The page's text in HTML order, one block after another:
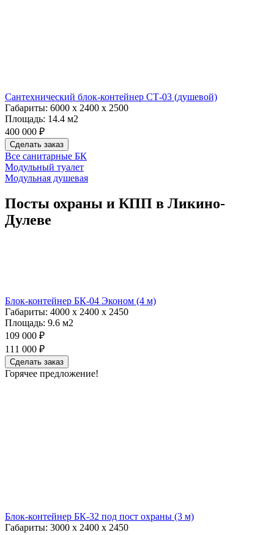
Сантехнический блок-контейнер СТ-03 (душевой)
Габариты: 6000 х 2400 х 2500
Площадь: 14.4 м2
400 000 ₽
Сделать заказ
Все санитарные БК
Модульный туалет
Модульная душевая
Посты охраны и КПП в Ликино-
Дулеве
Блок-контейнер БК-04 Эконом (4 м)
Габариты: 4000 х 2400 х 2450
Площадь: 9.6 м2
109 000 ₽
111 000 ₽
Сделать заказ
Горячее предложение!
Блок-контейнер БК-32 под пост охраны (3 м)
Габариты: 3000 х 2400 х 2450